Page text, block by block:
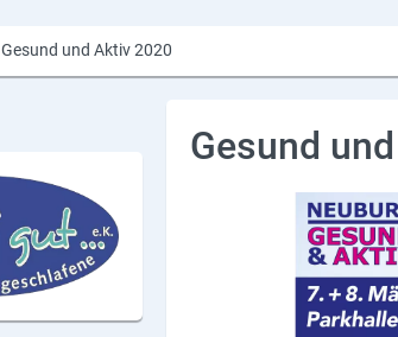
Gesund und Aktiv 2020
Gesund